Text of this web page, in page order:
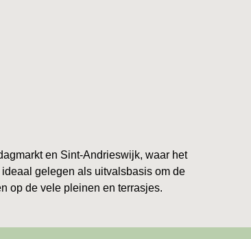
en Sint-Andrieswijk, waar het
gelegen als uitvalsbasis om de
op de vele pleinen en terrasjes.